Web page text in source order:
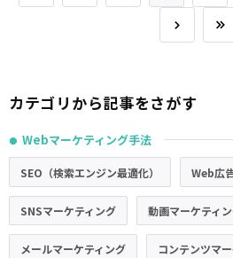
カテゴリから記事をさがす
● Webマーケティング手法
SEO（検索エンジン最適化） Web広
SNSマーケティング 動画マーケティ
メールマーケティング コンテンツマ